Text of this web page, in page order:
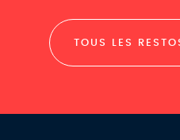
TOUS LES